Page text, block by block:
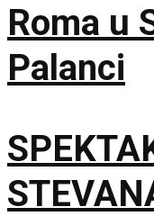
Roma u
Palanci